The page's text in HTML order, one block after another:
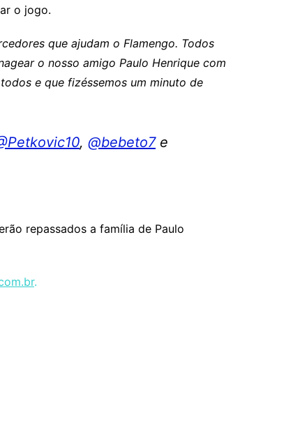
o jogo.
que ajudam o Flamengo. Todos
o nosso amigo Paulo Henrique com
e que fizéssemos um minuto de
, @bebeto7e
repassados a família de Paulo
.